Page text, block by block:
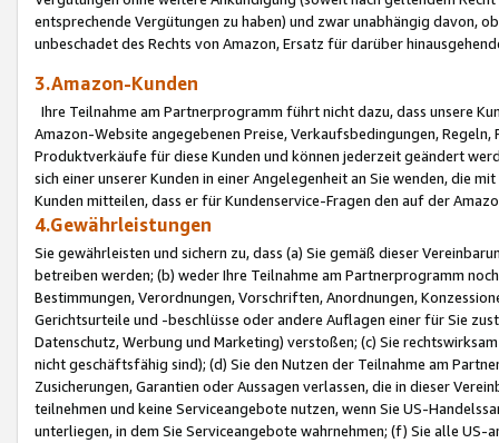
entsprechende Vergütungen zu haben) und zwar unabhängig davon,
unbeschadet des Rechts von Amazon, Ersatz für darüber
3.Amazon-Kunden
Ihre Teilnahme am Partnerprogramm führt nicht dazu, dass unsere
Amazon-Website angegebenen Preise, Verkaufsbedingungen,
Produktverkäufe für diese Kunden und können jederzeit geändert
sich einer unserer Kunden in einer Angelegenheit an Sie wenden, die
Kunden mitteilen, dass er für Kundenservice-Fragen den auf der
4.Gewährleistungen
Sie gewährleisten und sichern zu, dass (a) Sie gemäß dieser
betreiben werden; (b) weder Ihre Teilnahme am Partnerprogramm
Bestimmungen, Verordnungen, Vorschriften, Anordnungen,
Gerichtsurteile und -beschlüsse oder andere Auflagen einer für Sie
Datenschutz, Werbung und Marketing) verstoßen; (c) Sie
nicht geschäftsfähig sind); (d) Sie den Nutzen der Teilnahme am
Zusicherungen, Garantien oder Aussagen verlassen, die in dieser
teilnehmen und keine Serviceangebote nutzen, wenn Sie US-
unterliegen, in dem Sie Serviceangebote wahrnehmen; (f) Sie alle